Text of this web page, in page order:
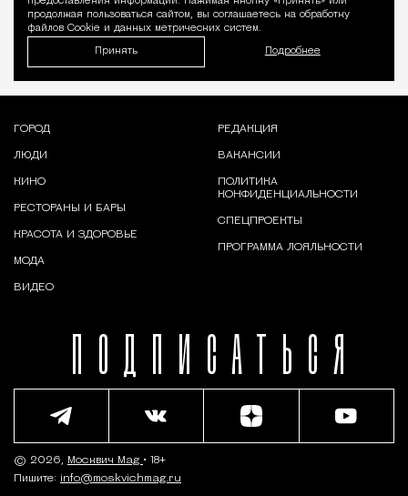
продолжая пользоваться сайтом, вы соглашаетесь на обработку
файлов Cookie и данных метрических систем.
Принять Подробнее
ПОДПИСАТЬСЯ
ГОРОД
ЛЮДИ
КИНО
РЕСТОРАНЫ И БАРЫ
КРАСОТА И ЗДОРОВЬЕ
МОДА
ВИДЕО
РЕДАКЦИЯ
ВАКАНСИИ
ПОЛИТИКА
КОНФИДЕНЦИАЛЬНОСТИ
СПЕЦПРОЕКТЫ
ПРОГРАММА ЛОЯЛЬНОСТИ
© 2026, Москвич Mag • 18+
Пишите: info@moskvichmag.ru